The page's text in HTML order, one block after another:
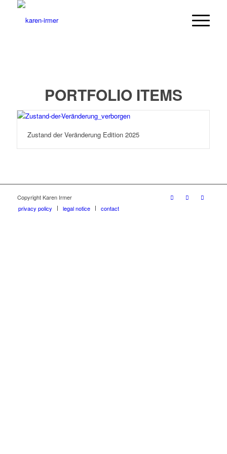
PORTFOLIO ITEMS
Zustand der Veränderung Edition 2025
Copyright Karen Irmer
privacy policy
legal notice contact